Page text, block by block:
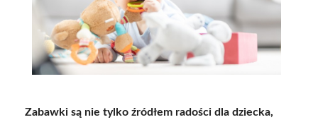
Zabawki są nie tylko źródłem radości dla dziecka,